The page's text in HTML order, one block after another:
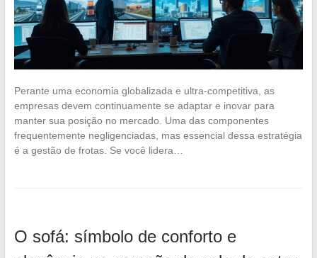
Perante uma economia globalizada e ultra-competitiva, as
empresas devem continuamente se adaptar e inovar para
manter sua posição no mercado. Uma das componentes
frequentemente negligenciadas, mas essencial dessa estratégia
é a gestão de frotas. Se você lidera…
O sofá: símbolo de conforto e